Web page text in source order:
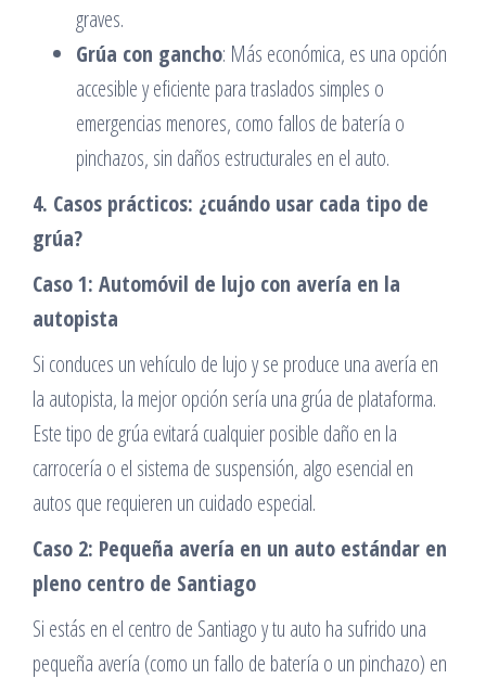
graves.
Grúa con gancho: Más económica, es una opción
accesible y eficiente para traslados simples o
emergencias menores, como fallos de batería o
pinchazos, sin daños estructurales en el auto.
4. Casos prácticos: ¿cuándo usar cada tipo de
grúa?
Caso 1: Automóvil de lujo con avería en la
autopista
Si conduces un vehículo de lujo y se produce una avería en
la autopista, la mejor opción sería una grúa de plataforma.
Este tipo de grúa evitará cualquier posible daño en la
carrocería o el sistema de suspensión, algo esencial en
autos que requieren un cuidado especial.
Caso 2: Pequeña avería en un auto estándar en
pleno centro de Santiago
Si estás en el centro de Santiago y tu auto ha sufrido una
pequeña avería (como un fallo de batería o un pinchazo) en